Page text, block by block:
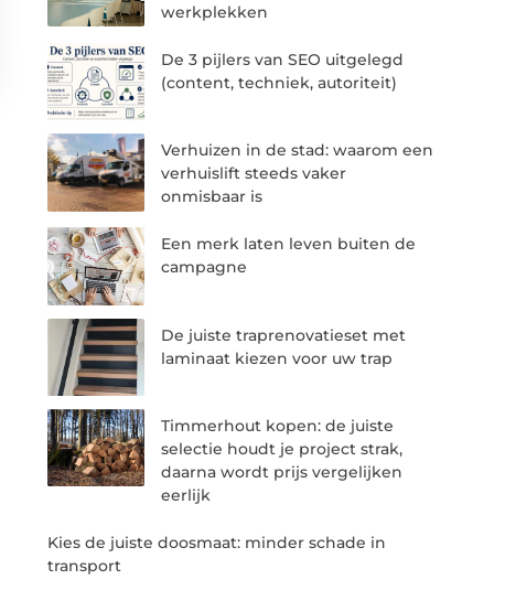
werkplekken
De 3 pijlers van SEO uitgelegd
(content, techniek, autoriteit)
Verhuizen in de stad: waarom een
verhuislift steeds vaker
onmisbaar is
Een merk laten leven buiten de
campagne
De juiste traprenovatieset met
laminaat kiezen voor uw trap
Timmerhout kopen: de juiste
selectie houdt je project strak,
daarna wordt prijs vergelijken
eerlijk
Kies de juiste doosmaat: minder schade in
transport